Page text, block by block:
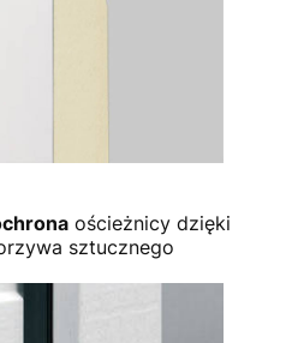
ościeżnicy dzięki
sztucznego